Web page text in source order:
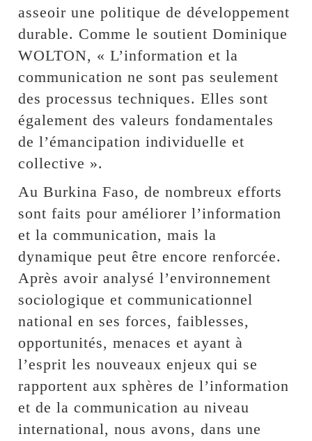
asseoir une politique de développement
durable. Comme le soutient Dominique
WOLTON, « L’information et la
communication ne sont pas seulement
des processus techniques. Elles sont
également des valeurs fondamentales
de l’émancipation individuelle et
collective ».
Au Burkina Faso, de nombreux efforts
sont faits pour améliorer l’information
et la communication, mais la
dynamique peut être encore renforcée.
Après avoir analysé l’environnement
sociologique et communicationnel
national en ses forces, faiblesses,
opportunités, menaces et ayant à
l’esprit les nouveaux enjeux qui se
rapportent aux sphères de l’information
et de la communication au niveau
international, nous avons, dans une